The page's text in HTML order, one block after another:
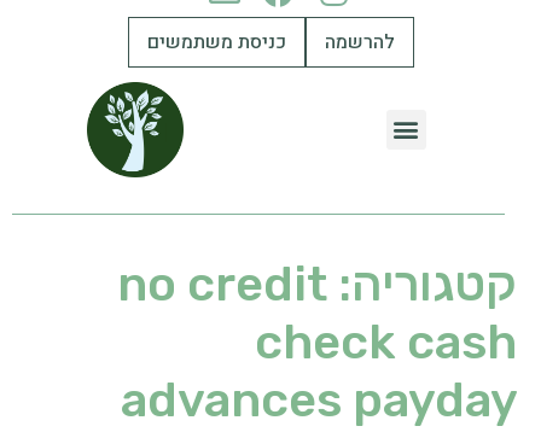
להרשמה כניסת משתמשים
קטגוריה: no credit
check cash
advances payday